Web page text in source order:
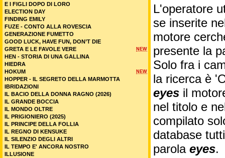
L'operatore
se inserite
motore
presente la
Solo fra i
la ricerca è
eyes il
nel titolo e
compilato
database
parola eyes.
E I FIGLI DOPO DI LORO
ELECTION DAY
FINDING EMILY
FUZE - CONTO ALLA ROVESCIA
GENERAZIONE FUMETTO
GOOD LUCK, HAVE FUN, DON’T DIE
NEW
GRETA E LE FAVOLE VERE
HEN - STORIA DI UNA GALLINA
HIEDRA
NEW
HOKUM
HOPPER - IL SEGRETO DELLA MARMOTTA
IBRIDAZIONI
IL BACIO DELLA DONNA RAGNO (2026)
IL GRANDE BOCCIA
IL MONDO OLTRE
IL PRIGIONIERO (2025)
IL PRINCIPE DELLA FOLLIA
IL REGNO DI KENSUKE
IL SILENZIO DEGLI ALTRI
IL TEMPO E' ANCORA NOSTRO
ILLUSIONE